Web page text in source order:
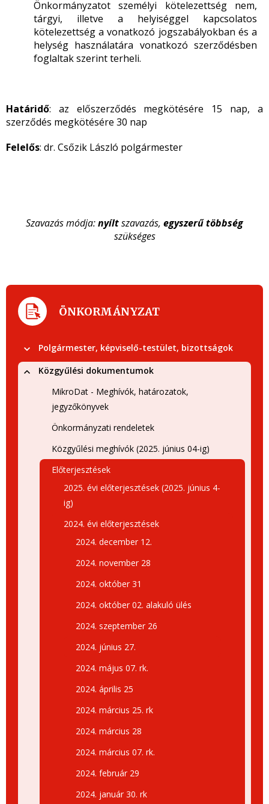
Önkormányzatot személyi kötelezettség nem,
tárgyi, illetve a helyiséggel kapcsolatos
kötelezettség a vonatkozó jogszabályokban és a
helység használatára vonatkozó szerződésben
foglaltak szerint terheli.
Határidő: az előszerződés megkötésére 15 nap, a
szerződés megkötésére 30 nap
Felelős: dr. Csőzik László polgármester
Szavazás módja:nyíltszavazás, egyszerű többség
szükséges
ÖNKORMÁNYZAT
Polgármester, képviselő-testület, bizottságok
Közgyűlési dokumentumok
MikroDat - Meghívók, határozatok,
jegyzőkönyvek
Önkormányzati rendeletek
Közgyűlési meghívók (2025. június 04-ig)
Előterjesztések
2025. évi előterjesztések (2025. június 4-
ig)
2024. évi előterjesztések
2024. december 12.
2024. november 28
2024. október 31
2024. október 02. alakuló ülés
2024. szeptember 26
2024. június 27.
2024. május 07. rk.
2024. április 25
2024. március 25. rk
2024. március 28
2024. március 07. rk.
2024. február 29
2024. január 30. rk